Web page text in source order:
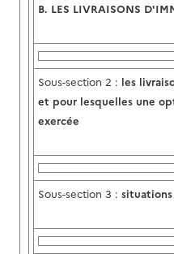
B. LES LIVRAISONS
Sous-section 2 : les
et pour lesquelles une
exercée
Sous-section 3 :